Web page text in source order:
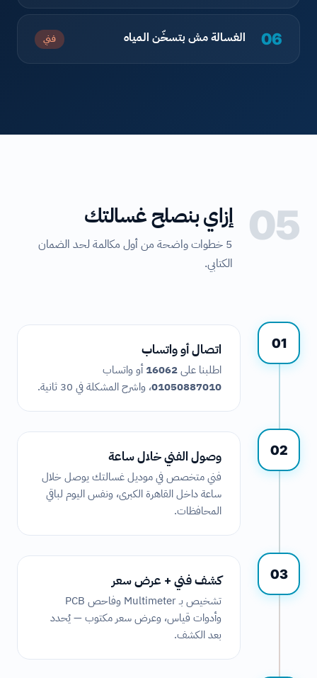
06 الغسالة مش بتسخّن المياه فني
05 إزاي بنصلح غسالتك
5 خطوات واضحة من أول مكالمة لحد الضمان
الكتابي.
01 اتصال أو واتساب
اطلبنا على16062أو واتساب
01050887010، واشرح المشكلة في 30 ثانية.
02 وصول الفني خلال ساعة
فني متخصص في موديل غسالتك يوصل خلال
ساعة داخل القاهرة الكبرى، ونفس اليوم لباقي
المحافظات.
03 كشف فني + عرض سعر
تشخيص بـ Multimeter وفاحص PCB
وأدوات قياس، وعرض سعر مكتوب — يُحدد
بعد الكشف.